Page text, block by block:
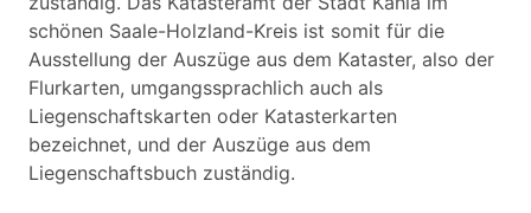
schönen Saale-Holzland-Kreis ist somit für die
Ausstellung der Auszüge aus dem Kataster, also der
Flurkarten, umgangssprachlich auch als
Liegenschaftskarten oder Katasterkarten
bezeichnet, und der Auszüge aus dem
Liegenschaftsbuch zuständig.